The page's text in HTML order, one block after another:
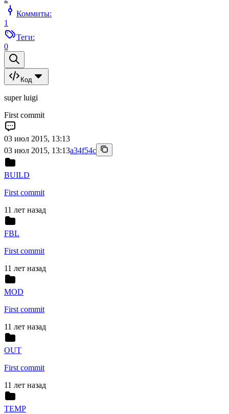
Коммиты:
1
Теги:
0
Код
super luigi
First commit
03 июл 2015, 13:13
03 июл 2015, 13:13a34f54c
BUILD
First commit
11 лет назад
FBL
First commit
11 лет назад
MOD
First commit
11 лет назад
OUT
First commit
11 лет назад
TEMP